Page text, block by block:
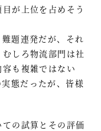
が上位を占めそう
題連発だが、それ
しろ物流部門は社
も複雑ではない
態だったが、皆様
の試算とその評価